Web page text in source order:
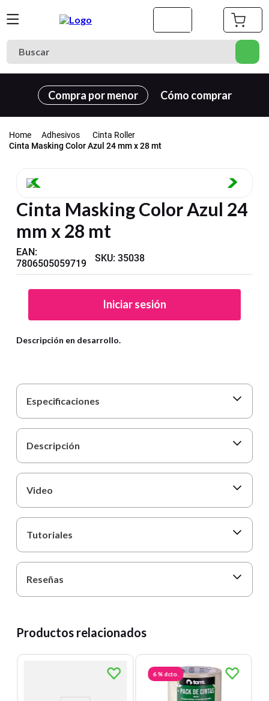
Buscar
Compra por menor Cómo comprar
Adhesivos
Cinta Roller
Cinta Masking Color Azul 24 mm x 28 mt
Cinta Masking Color Azul 24
mm x 28 mt
EAN:
7806505059719
SKU:35038
Iniciar sesión
Descripción en desarrollo.
Especificaciones
Descripción
Video
Tutoriales
Reseñas
Productos relacionados
6 %dcto.
Términos más buscados
cuaderno
3 . cuadernos
5.
6. estuche
7 . harry potter
8.
10